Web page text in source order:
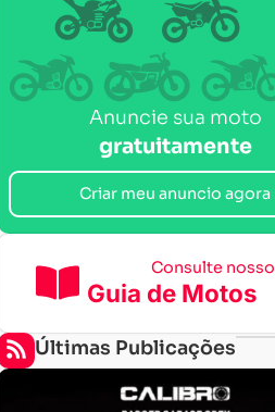
Anuncie sua moto
gratuitamente
Criar meu anuncio agora
Consulte nosso
Guia de Motos
Últimas Publicações